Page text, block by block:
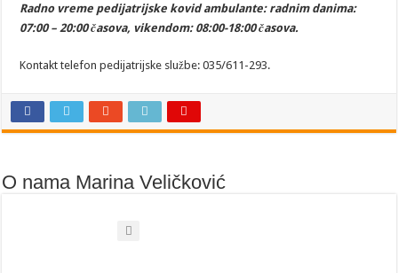
Radno vreme pedijatrijske kovid ambulante: radnim danima:
07:00 – 20:00 časova, vikendom: 08:00-18:00 časova.
Kontakt telefon pedijatrijske službe: 035/611-293.
O nama Marina Veličković